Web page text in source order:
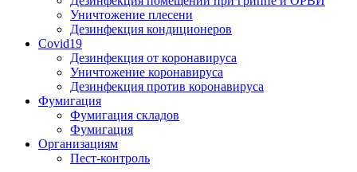
Уничтожение плесени
Дезинфекция кондиционеров
Covid19
Дезинфекция от коронавируса
Уничтожение коронавируса
Дезинфекция против коронавируса
Фумигация
Фумигация складов
Фумигация
Организациям
Пест-контроль